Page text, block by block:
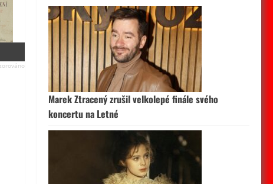
Marek Ztracený zrušil velkolepé finále svého
koncertu na Letné